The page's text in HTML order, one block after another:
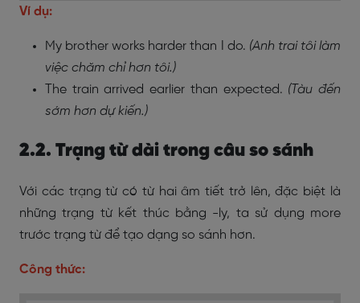
Ví dụ:
My brother works harder than I do. (Anh trai tôi làm
việc chăm chỉ hơn tôi.)
The train arrived earlier than expected. (Tàu đến
sớm hơn dự kiến.)
2.2. Trạng từ dài trong câu so sánh
Với các trạng từ có từ hai âm tiết trở lên, đặc biệt là
những trạng từ kết thúc bằng -ly, ta sử dụng more
trước trạng từ để tạo dạng so sánh hơn.
Công thức: